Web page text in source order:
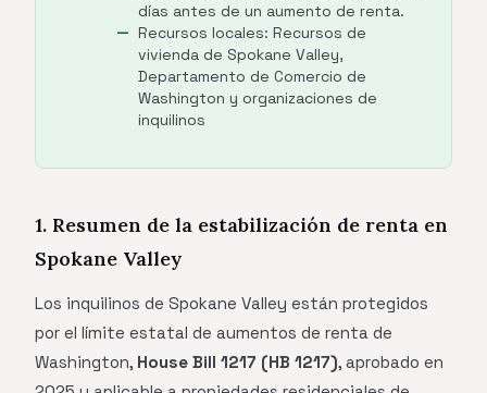
días antes de un aumento de renta.
Recursos locales: Recursos de
vivienda de Spokane Valley,
Departamento de Comercio de
Washington y organizaciones de
inquilinos
1. Resumen de la estabilización de renta en
Spokane Valley
Los inquilinos de Spokane Valley están protegidos
por el límite estatal de aumentos de renta de
Washington, House Bill 1217 (HB 1217), aprobado en